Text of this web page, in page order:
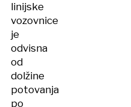
linijske
vozovnice
je
odvisna
od
dolžine
potovanja
po